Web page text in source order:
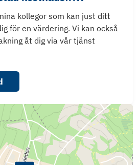
kollegor som kan just ditt
för en värdering. Vi kan också
åt dig via vår tjänst